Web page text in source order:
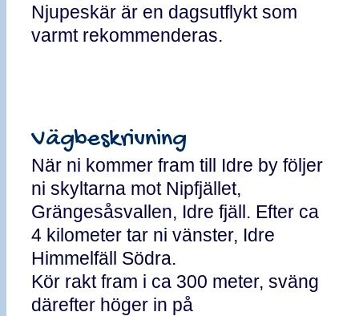
Njupeskär är en dagsutflykt som
varmt rekommenderas.
Vägbeskrivning
När ni kommer fram till Idre by följer
ni skyltarna mot Nipfjället,
Grängesåsvallen, Idre fjäll. Efter ca
4 kilometer tar ni vänster, Idre
Himmelfäll Södra.
Kör rakt fram i ca 300 meter, sväng
därefter höger in på